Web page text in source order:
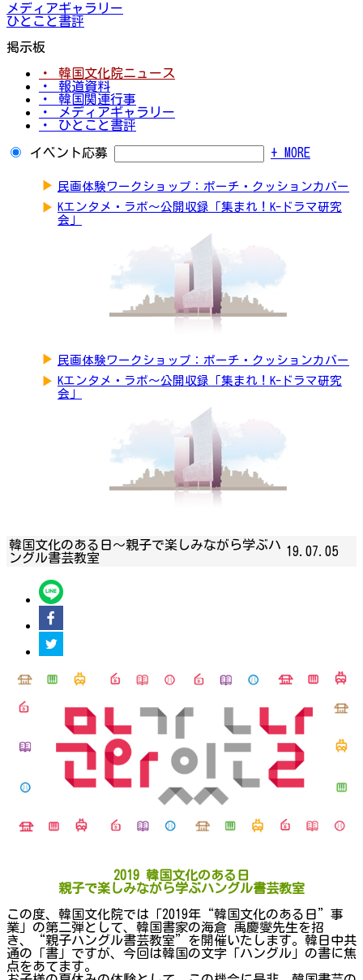
メディアギャラリー
ひとこと書評
掲示板
・ 韓国文化院ニュース
・ 報道資料
・ 韓国関連行事
・ メディアギャラリー
・ ひとこと書評
イベント応募 + MORE
▶ 民画体験ワークショップ：ポーチ・クッションカバー
▶ Kエンタメ・ラボ～公開収録「集まれ！K-ドラマ研究
会」
▶ 民画体験ワークショップ：ポーチ・クッションカバー
▶ Kエンタメ・ラボ～公開収録「集まれ！K-ドラマ研究
会」
韓国文化のある日〜親子で楽しみながら学ぶハ
ングル書芸教室
19.07.05
2019 韓国文化のある日
親子で楽しみながら学ぶハングル書芸教室
この度、韓国文化院では「2019年“韓国文化のある日”事
業」の第二弾として、韓国書家の海倉 禹慶燮先生を招
き、“親子ハングル書芸教室”を開催いたします。韓日中共
通の「書」ですが、今回は韓国の文字「ハングル」の書に焦
点をあてます。